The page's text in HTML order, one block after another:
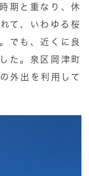
期と重なり、休
て、いわゆる桜
でも、近くに良
た。泉区岡津町
外出を利用して